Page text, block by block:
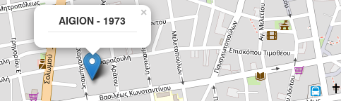
AIGION - 1973
×